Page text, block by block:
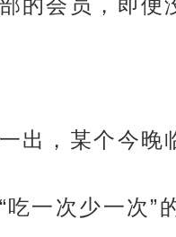
的会员，即便
出，某个今晚
一次少一次”